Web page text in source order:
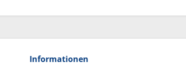
Informationen